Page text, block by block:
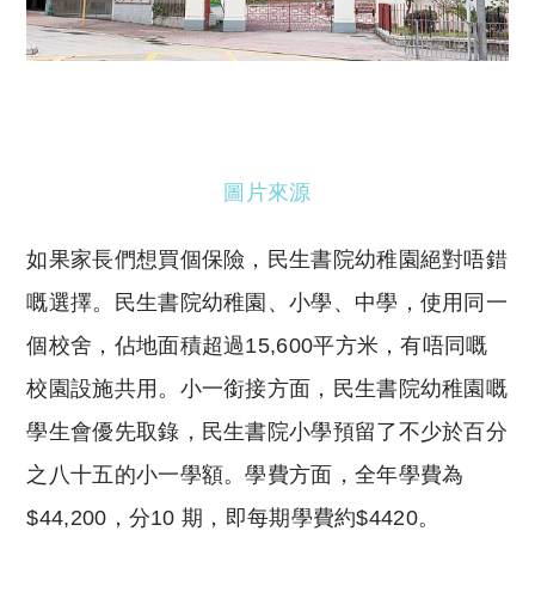
圖片來源
如果家長們想買個保險，民生書院幼稚園絕對唔錯
嘅選擇。民生書院幼稚園、小學、中學，使用同一
個校舍，佔地面積超過15,600平方米，有唔同嘅
校園設施共用。小一銜接方面，民生書院幼稚園嘅
學生會優先取錄， 民生書院小學預留了不少於百分
之八十五的小一學額。學費方面， 全年學費為
$44,200，分10 期，即每期學費約$4420。